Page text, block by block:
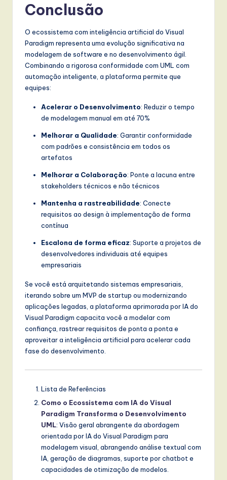
Conclusão
O ecossistema com inteligência artificial do Visual
Paradigm representa uma evolução significativa na
modelagem de software e no desenvolvimento ágil.
Combinando a rigorosa conformidade com UML com
automação inteligente, a plataforma permite que
equipes:
Acelerar o Desenvolvimento: Reduzir o tempo
de modelagem manual em até 70%
Melhorar a Qualidade: Garantir conformidade
com padrões e consistência em todos os
artefatos
Melhorar a Colaboração: Ponte a lacuna entre
stakeholders técnicos e não técnicos
Mantenha a rastreabilidade: Conecte
requisitos ao design à implementação de forma
contínua
Escalona de forma eficaz: Suporte a projetos de
desenvolvedores individuais até equipes
empresariais
Se você está arquitetando sistemas empresariais,
iterando sobre um MVP de startup ou modernizando
aplicações legadas, a plataforma aprimorada por IA do
Visual Paradigm capacita você a modelar com
confiança, rastrear requisitos de ponta a ponta e
aproveitar a inteligência artificial para acelerar cada
fase do desenvolvimento.
Lista de Referências
Como o Ecossistema com IA do Visual
Paradigm Transforma o Desenvolvimento
UML: Visão geral abrangente da abordagem
orientada por IA do Visual Paradigm para
modelagem visual, abrangendo análise textual com
IA, geração de diagramas, suporte por chatbot e
capacidades de otimização de modelos.